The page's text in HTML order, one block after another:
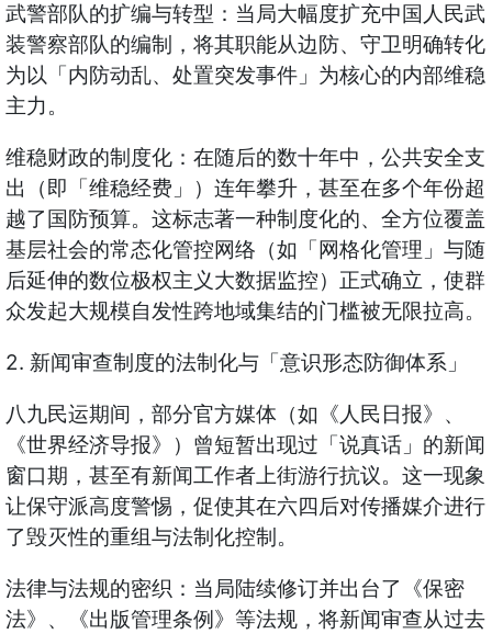
武警部队的扩编与转型：当局大幅度扩充中国人民武
装警察部队的编制，将其职能从边防、守卫明确转化
为以「内防动乱、处置突发事件」为核心的内部维稳
主力。
维稳财政的制度化：在随后的数十年中，公共安全支
出（即「维稳经费」）连年攀升，甚至在多个年份超
越了国防预算。这标志著一种制度化的、全方位覆盖
基层社会的常态化管控网络（如「网格化管理」与随
后延伸的数位极权主义大数据监控）正式确立，使群
众发起大规模自发性跨地域集结的门槛被无限拉高。
2. 新闻审查制度的法制化与「意识形态防御体系」
八九民运期间，部分官方媒体（如《人民日报》、
《世界经济导报》）曾短暂出现过「说真话」的新闻
窗口期，甚至有新闻工作者上街游行抗议。这一现象
让保守派高度警惕，促使其在六四后对传播媒介进行
了毁灭性的重组与法制化控制。
法律与法规的密织：当局陆续修订并出台了《保密
法》、《出版管理条例》等法规，将新闻审查从过去